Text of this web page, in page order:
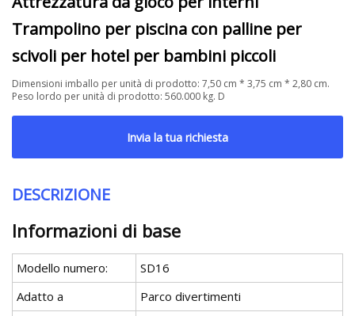
Trampolino per piscina con palline per
scivoli per hotel per bambini piccoli
Dimensioni imballo per unità di prodotto: 7,50 cm * 3,75 cm * 2,80 cm.
Peso lordo per unità di prodotto: 560.000 kg. D
Invia la tua richiesta
DESCRIZIONE
Informazioni di base
Modello numero:
SD16
Adatto a
Parco divertimenti